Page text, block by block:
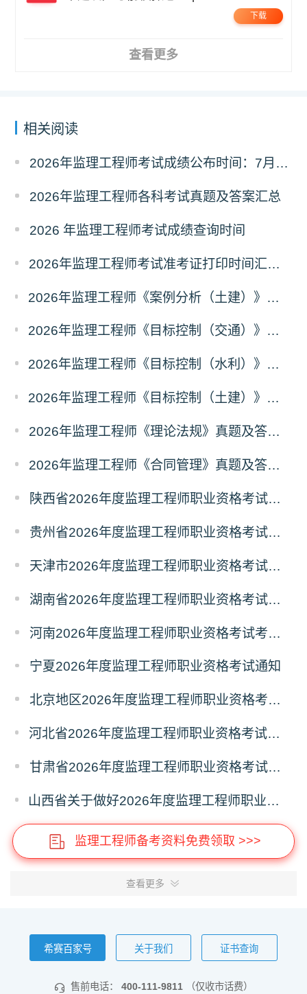
下载
查看更多
相关阅读
2026年监理工程师考试成绩公布时间：7月21日
2026年监理工程师各科考试真题及答案汇总
2026 年监理工程师考试成绩查询时间
2026年监理工程师考试准考证打印时间汇总（全国各省）
2026年监理工程师《案例分析（土建）》真题及答案解析（考后更新）
2026年监理工程师《目标控制（交通）》真题及答案解析（考后更新）
2026年监理工程师《目标控制（水利）》真题及答案解析考后更新
2026年监理工程师《目标控制（土建）》真题及答案解析（考后更新）
2026年监理工程师《理论法规》真题及答案解析（已更新）
2026年监理工程师《合同管理》真题及答案解析（已更新）
陕西省2026年度监理工程师职业资格考试考务通知
贵州省2026年度监理工程师职业资格考试报名通知
天津市2026年度监理工程师职业资格考试报名通知
湖南省2026年度监理工程师职业资格考试考务通知
河南2026年度监理工程师职业资格考试考务工作通知
宁夏2026年度监理工程师职业资格考试通知
北京地区2026年度监理工程师职业资格考试报名提示
河北省2026年度监理工程师职业资格考试考务工作通知
甘肃省2026年度监理工程师职业资格考试报名通知
山西省关于做好2026年度监理工程师职业资格考试考务工作的通知
监理工程师备考资料免费领取 >>>
查看更多
希赛百家号 关于我们 证书查询
售前电话： 400-111-9811 （仅收市话费）